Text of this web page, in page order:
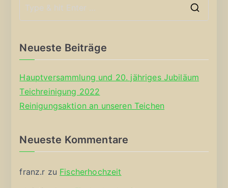
Neueste Beiträge
Hauptversammlung und 20. jähriges Jubiläum
Teichreinigung 2022
Reinigungsaktion an unseren Teichen
Neueste Kommentare
franz.r zu Fischerhochzeit